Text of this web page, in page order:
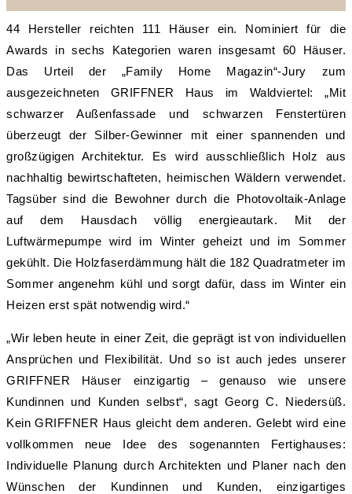
44 Hersteller reichten 111 Häuser ein. Nominiert für die
Awards in sechs Kategorien waren insgesamt 60 Häuser.
Das Urteil der „Family Home Magazin“-Jury zum
ausgezeichneten GRIFFNER Haus im Waldviertel: „Mit
schwarzer Außenfassade und schwarzen Fenstertüren
überzeugt der Silber-Gewinner mit einer spannenden und
großzügigen Architektur. Es wird ausschließlich Holz aus
nachhaltig bewirtschafteten, heimischen Wäldern verwendet.
Tagsüber sind die Bewohner durch die Photovoltaik-Anlage
auf dem Hausdach völlig energieautark. Mit der
Luftwärmepumpe wird im Winter geheizt und im Sommer
gekühlt. Die Holzfaserdämmung hält die 182 Quadratmeter im
Sommer angenehm kühl und sorgt dafür, dass im Winter ein
Heizen erst spät notwendig wird.“
„Wir leben heute in einer Zeit, die geprägt ist von individuellen
Ansprüchen und Flexibilität. Und so ist auch jedes unserer
GRIFFNER Häuser einzigartig – genauso wie unsere
Kundinnen und Kunden selbst“, sagt Georg C. Niedersüß.
Kein GRIFFNER Haus gleicht dem anderen. Gelebt wird eine
vollkommen neue Idee des sogenannten Fertighauses:
Individuelle Planung durch Architekten und Planer nach den
Wünschen der Kundinnen und Kunden, einzigartiges